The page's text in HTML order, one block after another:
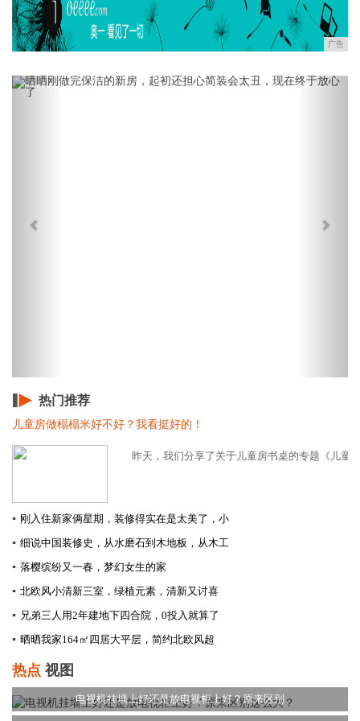
广告
Previous Next
热门推荐
儿童房做榻榻米好不好？我看挺好的！
昨天，我们分享了关于儿童房书桌的专题《儿童
▪ 刚入住新家俩星期，装修得实在是太美了，小
▪ 细说中国装修史，从水磨石到木地板，从木工
▪ 落樱缤纷又一春，梦幻女生的家
▪ 北欧风小清新三室，绿植元素，清新又讨喜
▪ 兄弟三人用2年建地下四合院，0投入就算了
▪ 晒晒我家164㎡四居大平层，简约北欧风超
热点 视图
电视机挂墙上好还是放电视柜上好？原来区别